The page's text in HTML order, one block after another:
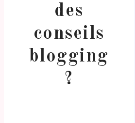
des
conseils
blogging
?